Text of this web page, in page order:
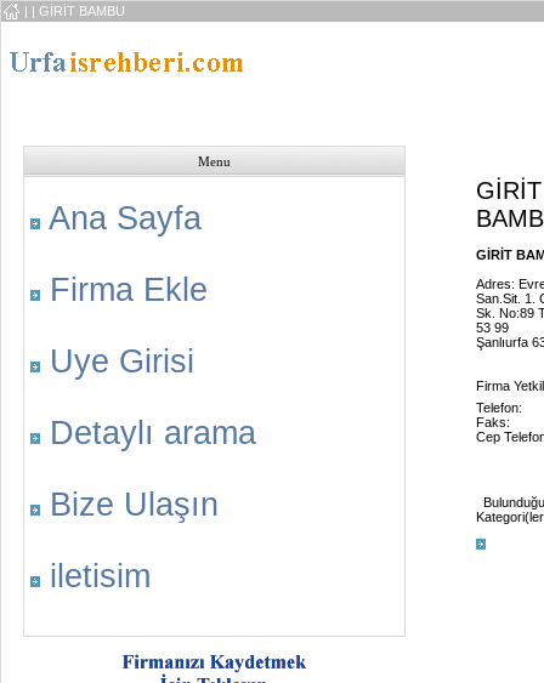
| | GİRİT BAMBU
Menu
Ana Sayfa
Firma Ekle
Uye Girisi
Detaylı arama
Bize Ulaşın
iletisim
GİRİT
GİRİT
Adres:
San.Sit. 1.
Sk. No:89
53 99
Şanlıurfa
Firma
Telefon:
Faks:
Cep
Bulunduğu